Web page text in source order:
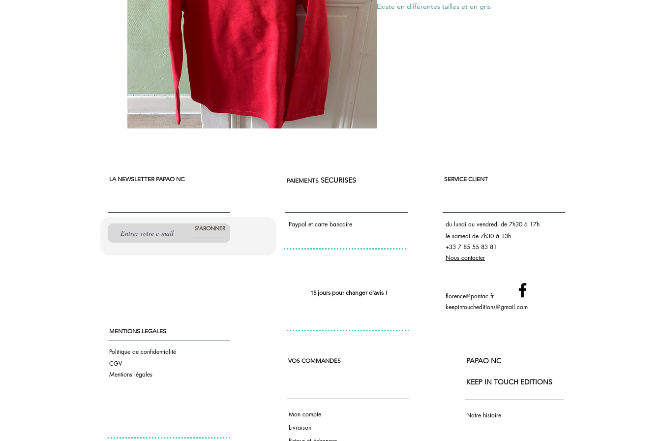
Existe en différentes tailles et en gris
LA NEWSLETTER PAPAO NC
S'ABONNER
MENTIONS LEGALES
PAIEMENTS SECURISES
Paypal et carte bancaire
15 jours pour changer d'avis !
SERVICE CLIENT
du lundi au vendredi de 7h30 à 17h
le samedi de 7h30 à 13h
+33 7 85 55 83 81
Nous contacter
florence@pontac.fr
keepintoucheditions@gmail.com
Politique de confidentialité
CGV
Mentions légales
VOS COMMANDES
Mon compte
Livraison
PAPAO NC
KEEP IN TOUCH EDITIONS
Notre histoire